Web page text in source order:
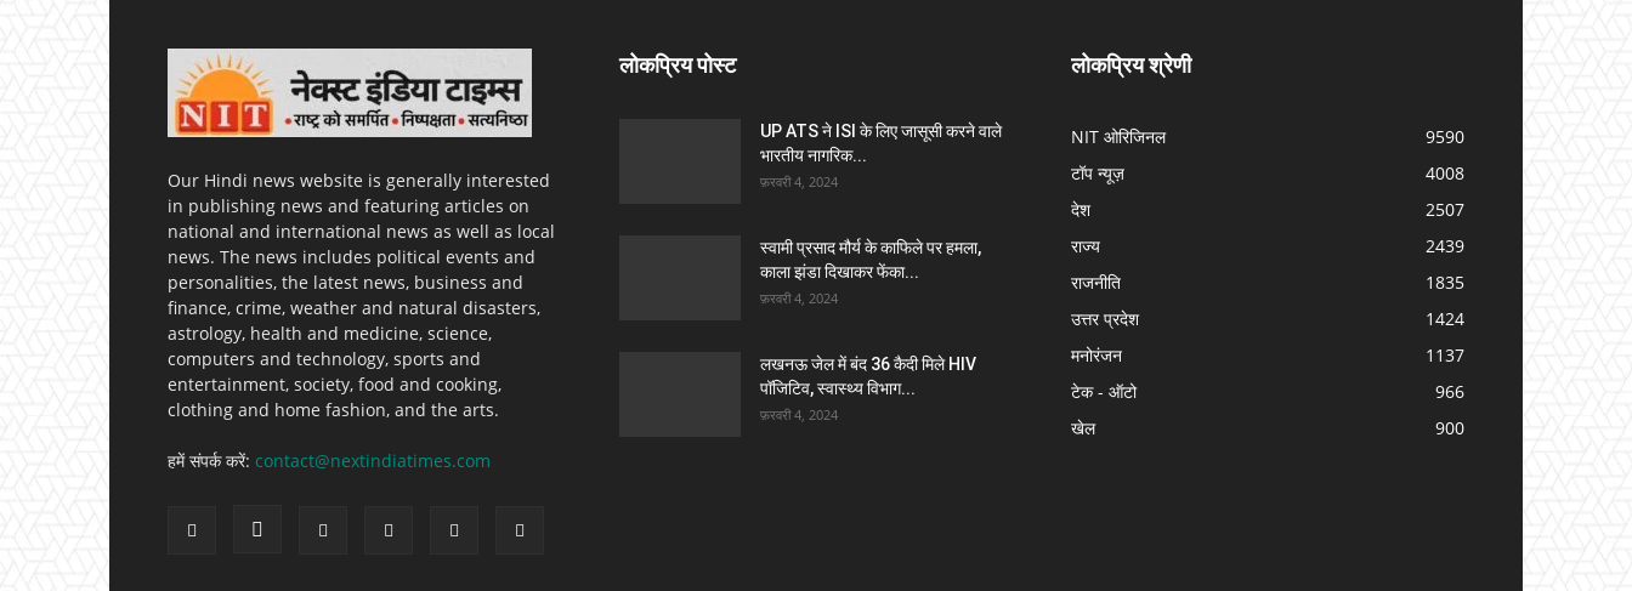
Our Hindi news website is generally interested
in publishing news and featuring articles on
national and international news as well as local
news. The news includes political events and
personalities, the latest news, business and
finance, crime, weather and natural disasters,
astrology, health and medicine, science,
computers and technology, sports and
entertainment, society, food and cooking,
clothing and home fashion, and the arts.
हमें संपर्क करें: contact@nextindiatimes.com
लोकप्रिय पोस्ट
UP ATS ने ISI के लिए जासूसी करने वाले
भारतीय नागरिक...
फ़रवरी 4, 2024
स्वामी प्रसाद मौर्य के काफिले पर हमला,
काला झंडा दिखाकर फेंका...
फ़रवरी 4, 2024
लखनऊ जेल में बंद 36 कैदी मिले HIV
पॉजिटिव, स्वास्थ्य विभाग...
फ़रवरी 4, 2024
लोकप्रिय श्रेणी
NIT ओरिजिनल
9590
टॉप न्यूज़
4008
देश
2507
राज्य
2439
राजनीति
1835
उत्तर प्रदेश
1424
मनोरंजन
1137
टेक - ऑटो
966
खेल
900